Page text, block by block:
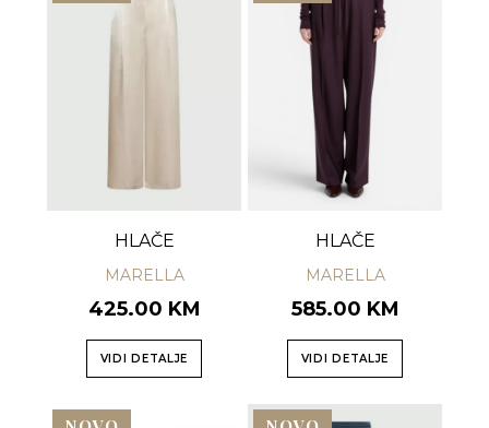
HLAČE
MARELLA
425.00 KM
VIDI DETALJE
HLAČE
MARELLA
585.00 KM
VIDI DETALJE